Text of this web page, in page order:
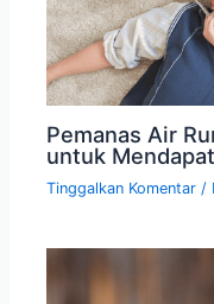
Pemanas Air
untuk
Tinggalkan Komentar /